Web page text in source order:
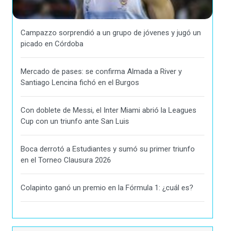
Campazzo sorprendió a un grupo de jóvenes y jugó un
picado en Córdoba
Mercado de pases: se confirma Almada a River y
Santiago Lencina fichó en el Burgos
Con doblete de Messi, el Inter Miami abrió la Leagues
Cup con un triunfo ante San Luis
Boca derrotó a Estudiantes y sumó su primer triunfo
en el Torneo Clausura 2026
Colapinto ganó un premio en la Fórmula 1: ¿cuál es?